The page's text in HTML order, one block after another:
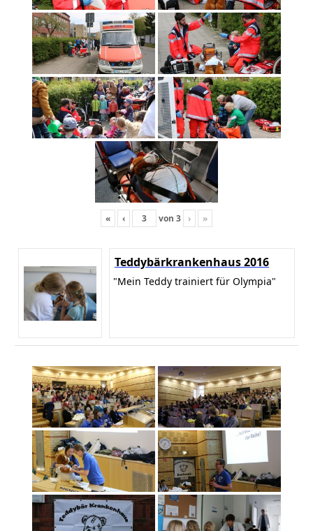
« ‹ von 3 › »
Teddybärkrankenhaus 2016
"Mein Teddy trainiert für Olympia"